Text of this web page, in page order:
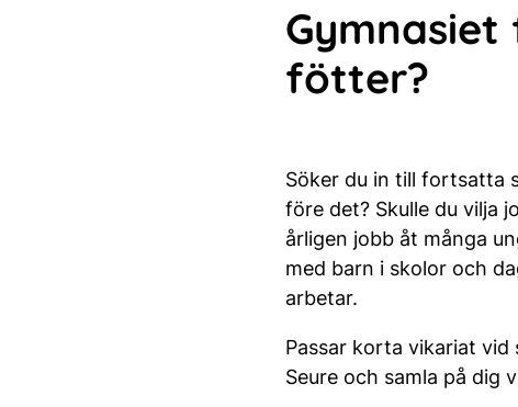
fötter?
Söker du in till fortsatta
före det? Skulle du vilja
årligen jobb åt många
med barn i skolor och
arbetar.
Passar korta vikariat vid
Seure och samla på dig